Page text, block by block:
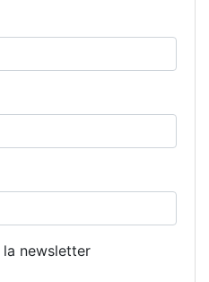
newsletter